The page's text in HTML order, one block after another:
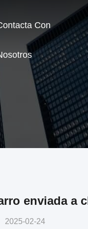
Con
enviada a
2025-02-24